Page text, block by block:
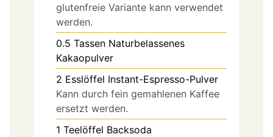
glutenfreie Variante kann verwendet
werden.
0.5 Tassen Naturbelassenes
Kakaopulver
2 Esslöffel Instant-Espresso-Pulver
Kann durch fein gemahlenen Kaffee
ersetzt werden.
1 Teelöffel Backsoda